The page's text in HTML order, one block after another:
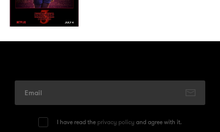
I have read the privacy policy and agree with it.